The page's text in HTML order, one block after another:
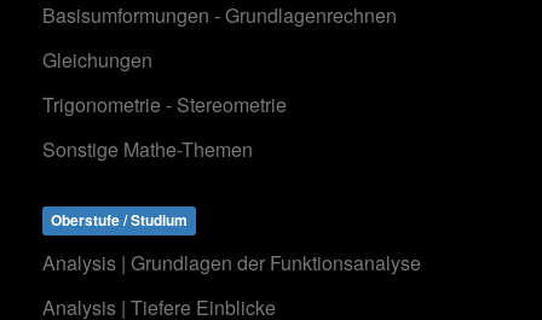
Basisumformungen - Grundlagenrechnen
Gleichungen
Trigonometrie - Stereometrie
Sonstige Mathe-Themen
Oberstufe / Studium
Analysis | Grundlagen der Funktionsanalyse
Analysis | Tiefere Einblicke